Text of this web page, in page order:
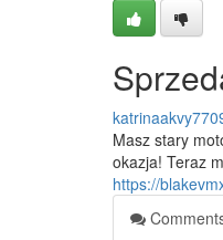
Masz stary
okazja! Teraz
https://